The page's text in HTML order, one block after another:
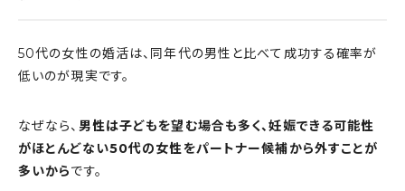
50代の女性の婚活は、同年代の男性と比べて成功する確率が
低いのが現実です。
なぜなら、 男性は子どもを望む場合も多く、妊娠できる可能性
がほとんどない50代の女性をパートナー候補から外すことが
多いからです。